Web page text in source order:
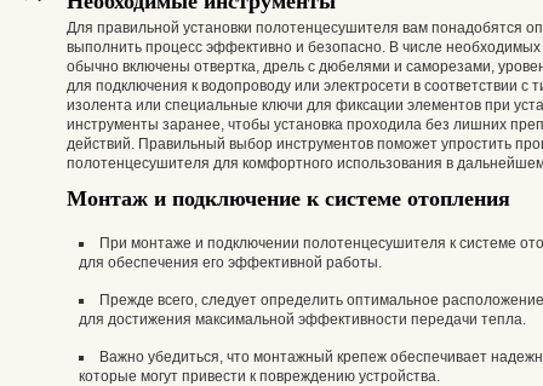
Для правильной установки полотенцесушителя вам понадобятся
выполнить процесс эффективно и безопасно. В числе
обычно включены отвертка, дрель с дюбелями и саморезами,
для подключения к водопроводу или электросети в соответствии с
изолента или специальные ключи для фиксации элементов при
инструменты заранее, чтобы установка проходила без лишних
действий. Правильный выбор инструментов поможет упростить
полотенцесушителя для комфортного использования в
Монтаж и подключение к системе отопления
При монтаже и подключении полотенцесушителя к системе
для обеспечения его эффективной работы.
Прежде всего, следует определить оптимальное
для достижения максимальной эффективности передачи тепла.
Важно убедиться, что монтажный крепеж обеспечивает
которые могут привести к повреждению устройства.